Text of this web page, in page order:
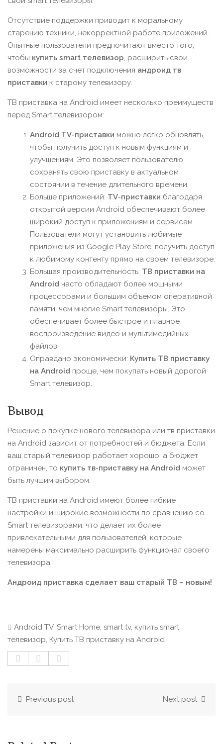
Отсутствие поддержки приводит к моральному
старению техники, некорректной работе приложений.
Опытные пользователи предпочитают вместо того,
чтобы купить smart телевизор, расширить свои
возможности за счет подключения андроид тв
приставки к старому телевизору.
ТВ приставка на Android имеет несколько преимуществ
перед Smart телевизором:
Android TV-приставки можно легко обновлять,
чтобы получить доступ к новым функциям и
улучшениям. Это позволяет пользователю
сохранять свою приставку в актуальном
состоянии в течение длительного времени.
Больше приложений: TV-приставки благодаря
открытой версии Android обеспечивают более
широкий доступ к приложениям и сервисам.
Пользователи могут установить любимые
приложения из Google Play Store, получить доступ
к любимому контенту прямо на своем телевизоре.
Большая производительность: ТВ приставки на
Android часто обладают более мощными
процессорами и большим объемом оперативной
памяти, чем многие Smart телевизоры. Это
обеспечивает более быстрое и плавное
воспроизведение видео и мультимедийных
файлов.
Оправдано экономически: Купить ТВ приставку
на Android проще, чем покупать новый дорогой
Smart телевизор.
Вывод
Решение о покупке нового телевизора или тв приставки
на Android зависит от потребностей и бюджета. Если
ваш старый телевизор работает хорошо, а бюджет
ограничен, то купить тв-приставку на Android может
быть лучшим выбором.
ТВ приставки на Android имеют более гибкие
настройки и широкие возможности по сравнению со
Smart телевизорами, что делает их более
привлекательными для пользователей, которые
намерены максимально расширить функционал своего
телевизора.
Андроид приставка сделает ваш старый ТВ – новым!
Android TV, Smart Home, smart tv, купить smart
телевизор, Купить ТВ приставку на Android
Previous post Next post